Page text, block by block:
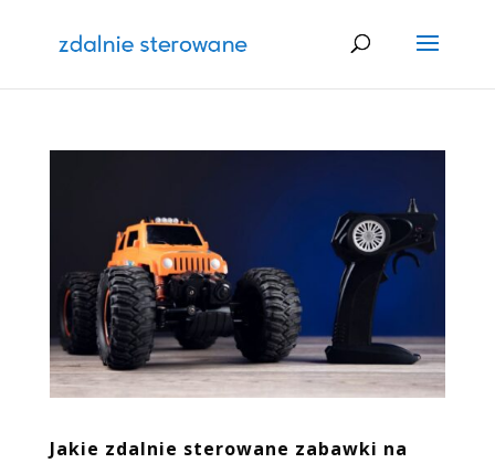
Jakie zdalnie sterowane zabawki na